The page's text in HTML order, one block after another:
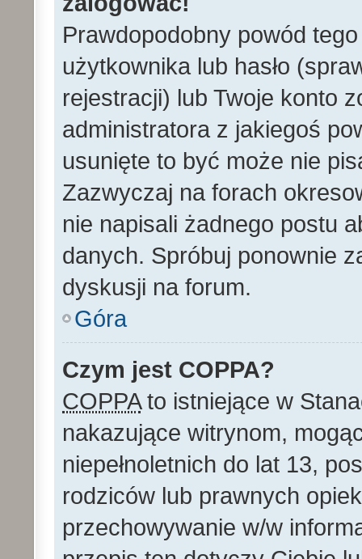
Prawdopodobny powód
użytkownika lub hasło
rejestracji) lub Twoje konto
administratora z jakiegoś
usunięte to być może nie
Zazwyczaj na forach
nie napisali żadnego postu
danych. Spróbuj ponownie
dyskusji na forum.
Góra
Czym jest COPPA?
COPPAto istniejące w
nakazujące witrynom,
niepełnoletnich do lat 13,
rodziców lub prawnych
przechowywanie w/w